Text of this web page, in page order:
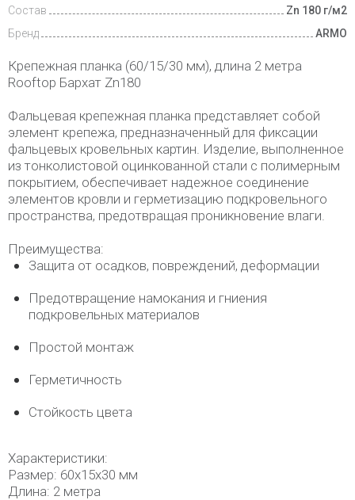
Состав
Zn 180 г/м2
Бренд
ARMO
Крепежная планка (60/15/30 мм), длина 2 метра
Rooftop Бархат Zn180
Фальцевая крепежная планка представляет собой
элемент крепежа, предназначенный для фиксации
фальцевых кровельных картин. Изделие, выполненное
из тонколистовой оцинкованной стали с полимерным
покрытием, обеспечивает надежное соединение
элементов кровли и герметизацию подкровельного
пространства, предотвращая проникновение влаги.
Преимущества:
Защита от осадков, повреждений, деформации
Предотвращение намокания и гниения
подкровельных материалов
Простой монтаж
Герметичность
Стойкость цвета
Характеристики:
Размер: 60х15х30 мм
Длина: 2 метра